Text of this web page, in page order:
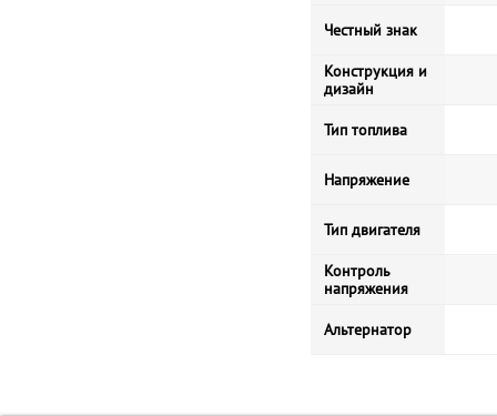
Честный знак
Конструкция и
дизайн
Тип топлива
Напряжение
Тип двигателя
Контроль
напряжения
Альтернатор